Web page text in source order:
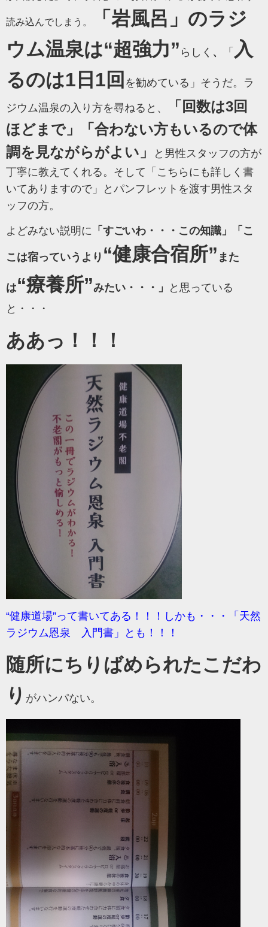
読み込んでしまう。
「岩風呂」のラジ
ウム温泉は“超強力” らしく 、 「 入
るのは1日1回 を勧めている」そうだ。 ラ
ジウム温泉の入り方を尋ねると、
「回数は3回
ほどまで」「合わない方もいるので体
調を見ながらがよい」
と男性スタッフの方が
丁寧に教えてくれる。そして「こちらにも詳しく書
いてありますので」とパンフレットを渡す男性スタ
ッフの方。
よどみない説明に 「すごいわ・・・この知識」「こ
こは宿っていうより “健康合宿所” また
は“療養所”みたい・・・」
と思っている
と・・・
ああっ！！！
“健康道場”って書いてある！！！しかも・・・「天然
ラジウム恩泉 入門書」とも！！！
随所にちりばめられたこだわ
り がハンパない。